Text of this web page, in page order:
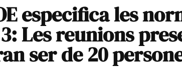
especifica les
Les reunions
ser de 20